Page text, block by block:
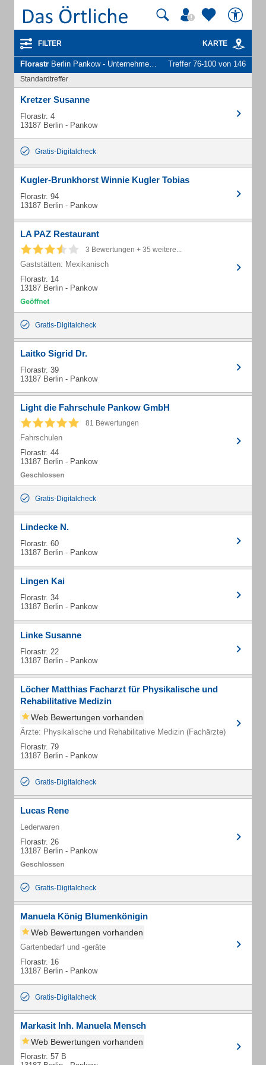
FILTER KARTE
Florastr Berlin Pankow - Unternehmen und Personen Treffer 76-100 von 146
Standardtreffer
Kretzer Susanne
Florastr. 4
13187 Berlin - Pankow
Gratis-Digitalcheck
Kugler-Brunkhorst Winnie Kugler Tobias
Florastr. 94
13187 Berlin - Pankow
LA PAZ Restaurant
3 Bewertungen + 35 weitere...
Gaststätten: Mexikanisch
Florastr. 14
13187 Berlin - Pankow
Gratis-Digitalcheck
Laitko Sigrid Dr.
Florastr. 39
13187 Berlin - Pankow
Light die Fahrschule Pankow GmbH
81 Bewertungen
Fahrschulen
Florastr. 44
13187 Berlin - Pankow
Gratis-Digitalcheck
Lindecke N.
Florastr. 60
13187 Berlin - Pankow
Lingen Kai
Florastr. 34
13187 Berlin - Pankow
Linke Susanne
Florastr. 22
13187 Berlin - Pankow
Löcher Matthias Facharzt für Physikalische und
Rehabilitative Medizin
Web Bewertungen vorhanden
Ärzte: Physikalische und Rehabilitative Medizin (Fachärzte)
Florastr. 79
13187 Berlin - Pankow
Gratis-Digitalcheck
Lucas Rene
Lederwaren
Florastr. 26
13187 Berlin - Pankow
Gratis-Digitalcheck
Manuela König Blumenkönigin
Web Bewertungen vorhanden
Gartenbedarf und -geräte
Florastr. 16
13187 Berlin - Pankow
Gratis-Digitalcheck
Markasit Inh. Manuela Mensch
Web Bewertungen vorhanden
Florastr. 57 B